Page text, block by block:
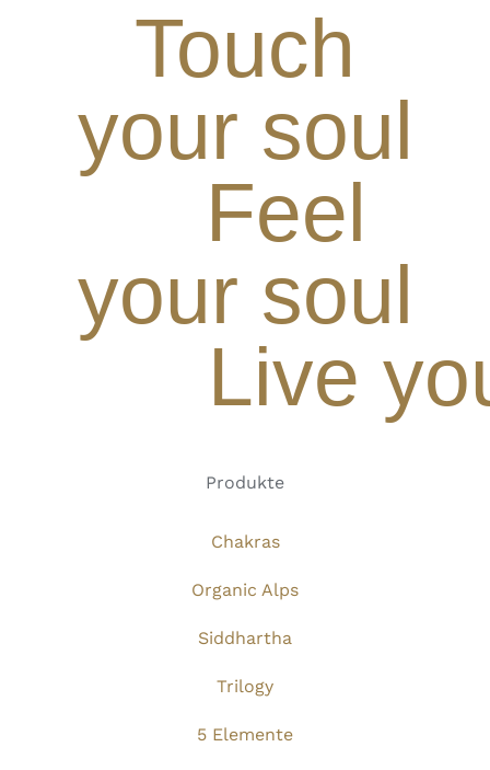
Touch
your soul
Feel
your soul
Live
Produkte
Chakras
Organic Alps
Siddhartha
Trilogy
5 Elemente